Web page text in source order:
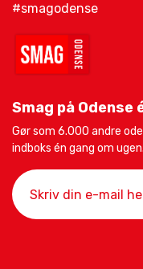
#smagodense
Smag på Odense
Gør som 6.000 andre
indboks én gang om ugen.